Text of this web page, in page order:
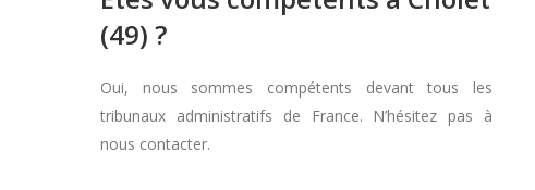
(49) ?
Oui, nous sommes compétents devant tous les
tribunaux administratifs de France. N’hésitez pas à
nous contacter.